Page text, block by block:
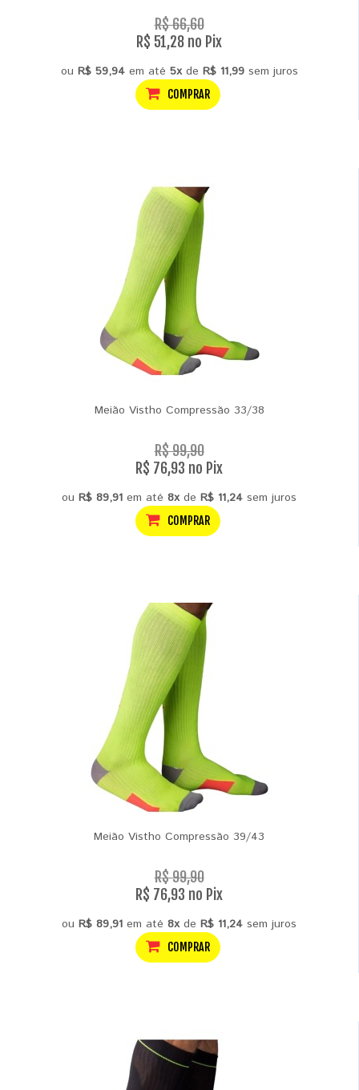
R$ 66,60
R$ 51,28 no Pix
ou R$ 59,94em até 5xde R$ 11,99sem juros
COMPRAR
Meião Vistho Compressão 33/38
R$ 99,90
R$ 76,93 no Pix
ou R$ 89,91 em até 8xde R$ 11,24 sem juros
COMPRAR
Meião Vistho Compressão 39/43
R$ 99,90
R$ 76,93 no Pix
ou R$ 89,91 em até 8xde R$ 11,24 sem juros
COMPRAR